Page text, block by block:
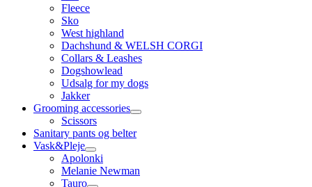
Fleece
Sko
West highland
Dachshund & WELSH CORGI
Collars & Leashes
Dogshowlead
Udsalg for my dogs
Jakker
Grooming accessories
Scissors
Sanitary pants og belter
Vask&Pleje
Apolonki
Melanie Newman
Tauro